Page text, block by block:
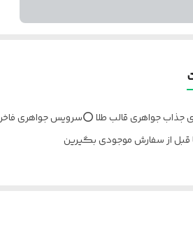
از سفارش موجودی بگیرین